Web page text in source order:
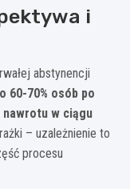
i
abstynencji
60-70% osób po
w ciągu
– uzależnienie to
procesu